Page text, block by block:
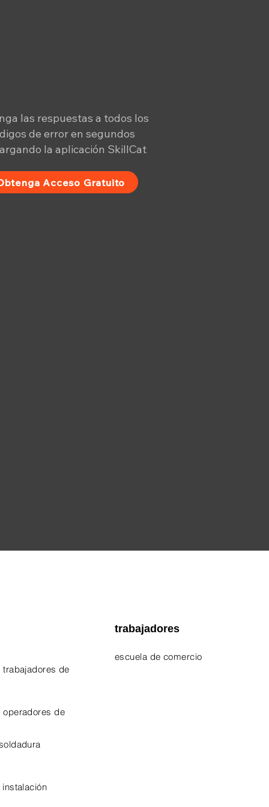
las respuestas a todos los
de error en segundos
la aplicación SkillCat
Acceso Gratuito
de
operadores de
trabajadores
escuela de comercio